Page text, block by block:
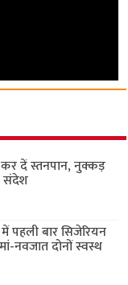
दें स्तनपान, नुक्कड़
संदेश
पहली बार सिजेरियन
नवजात दोनों स्वस्थ